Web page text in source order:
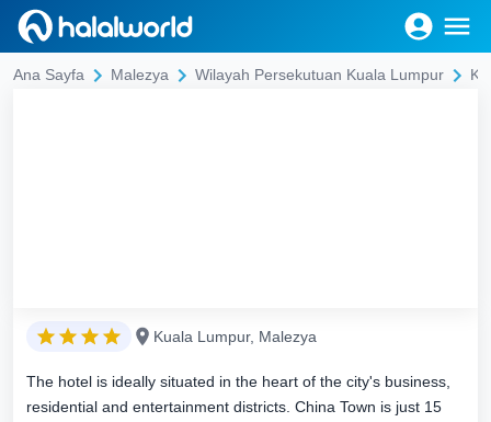
Ana Sayfa Malezya Wilayah Persekutuan Kuala Lumpur
Kuala Lumpur, Malezya
The hotel is ideally situated in the heart of the city's business,
residential and entertainment districts. China Town is just 15